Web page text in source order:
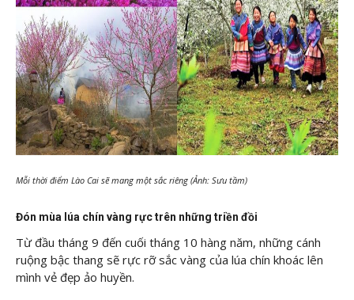
Mỗi thời điểm Lào Cai sẽ mang một sắc riêng (Ảnh: Sưu tầm)
Đón mùa lúa chín vàng rực trên những triền đồi
Từ đầu tháng 9 đến cuối tháng 10 hàng năm, những cánh
ruộng bậc thang sẽ rực rỡ sắc vàng của lúa chín khoác lên
mình vẻ đẹp ảo huyền.